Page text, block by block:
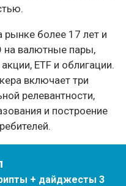
рынке более 17 лет и
на валютные пары,
ETF и облигации.
включает три
релевантности,
и построение
+ дайджесты 3